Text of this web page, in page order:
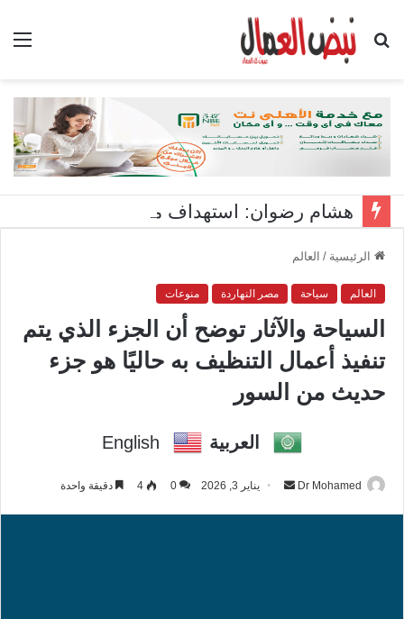
بحث
الرئيسية / العالم
العالم سياحة مصر النهاردة منوعات
السياحة والآثار توضح أن الجزء الذي يتم
تنفيذ أعمال التنظيف به حاليًا هو جزء
حديث من السور
العربية English
Dr Mohamed يناير 3, 2026 0
4 دقيقة واحدة